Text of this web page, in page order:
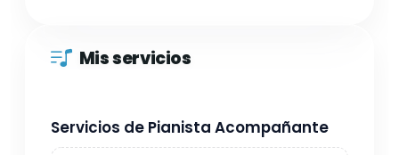
Mis servicios
Servicios de Pianista Acompañante